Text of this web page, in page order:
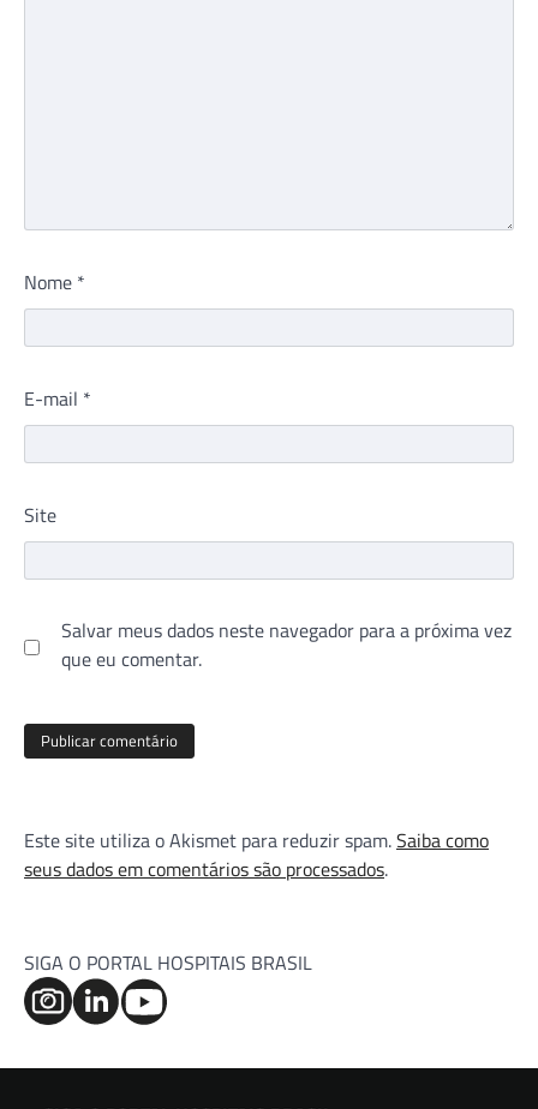
Nome *
E-mail *
Site
Salvar meus dados neste navegador para a próxima vez
que eu comentar.
Este site utiliza o Akismet para reduzir spam.Saiba como
seus dados em comentários são processados.
SIGA O PORTAL HOSPITAIS BRASIL